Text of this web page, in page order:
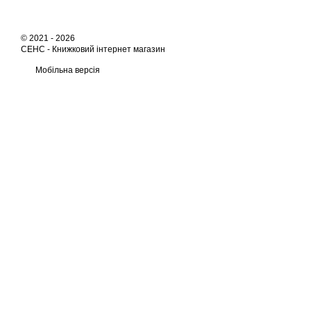
© 2021 - 2026
СЕНС - Книжковий інтернет магазин
Мобільна версія